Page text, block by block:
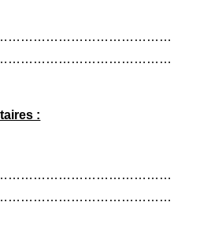
: